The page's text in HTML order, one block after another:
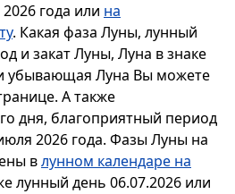
года или на
. Какая фаза Луны, лунный
и закат Луны, Луна в знаке
убывающая Луна Вы можете
А также
дня, благоприятный период
2026 года. Фазы Луны на
влунном календаре на
лунный день 06.07.2026 или